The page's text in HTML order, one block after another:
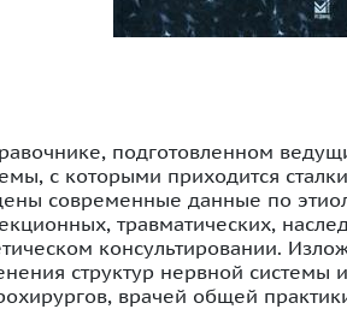
подготовленном
с которыми приходится
современные данные по
травматических,
консультировании.
структур нервной системы
врачей общей